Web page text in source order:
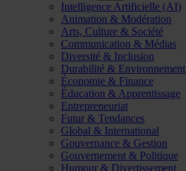
Intelligence Artificielle (AI)
Animation & Modération
Arts, Culture & Société
Communication & Médias
Diversité & Inclusion
Durabilité & Environnement
Économie & Finance
Éducation & Apprentissage
Entrepreneuriat
Futur & Tendances
Global & International
Gouvernance & Gestion
Gouvernement & Politique
Humour & Divertissement